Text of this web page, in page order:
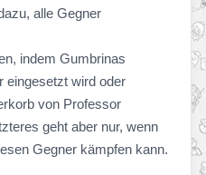
alle Gegner
indem Gumbrinas
eingesetzt wird oder
von Professor
geht aber nur, wenn
Gegner kämpfen kann.